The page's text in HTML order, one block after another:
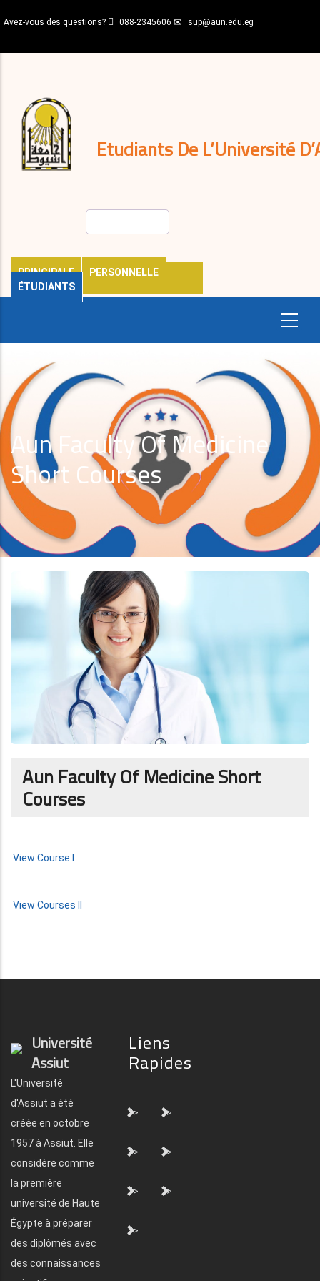
au
principal
Avez-vous des questions? 088-2345606 sup@aun.edu.eg
Etudiants De L’Université
PRINCIPALE
PERSONNELLE
ÉTUDIANTS
décisions
Expatriés
Journal
Aun Faculty Of Medicine
Short Courses
Aun Faculty Of Medicine Short
Courses
View Course I
View Courses II
Université
Assiut
L'Université
d'Assiut a été
créée en octobre
1957 à Assiut. Elle
considère comme
la première
université de Haute
Égypte à préparer
des diplômés avec
des connaissances
Liens
Rapides
"> ">
"> ">
"> ">
">